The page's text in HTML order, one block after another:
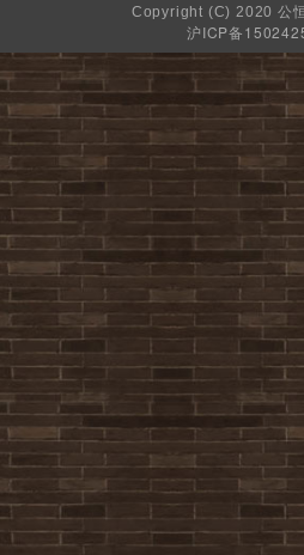
Copyright (C) 2020 公
沪ICP备